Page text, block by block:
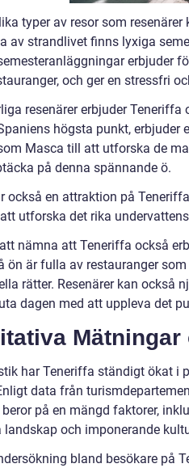
typer av resor som
av strandlivet finns lyxiga
erbjuder
och ger en stressfri
resenärer erbjuder
högsta punkt,
Masca till att utforska de
på denna spännande ö.
också en attraktion på
utforska det rika
nämna att Teneriffa också
ön är fulla av restauranger
rätter. Resenärer kan också
dagen med att uppleva det
har Teneriffa ständigt ökat i
data från
beror på en mängd faktorer,
landskap och imponerande
bland besökare på